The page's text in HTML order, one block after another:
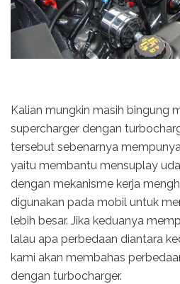
Kalian mungkin masih bingung
supercharger dengan
tersebut sebenarnya
yaitu membantu mensuplay
dengan mekanisme kerja
digunakan pada mobil untuk
lebih besar. Jika keduanya
lalau apa perbedaan diantara
kami akan membahas
dengan turbocharger.